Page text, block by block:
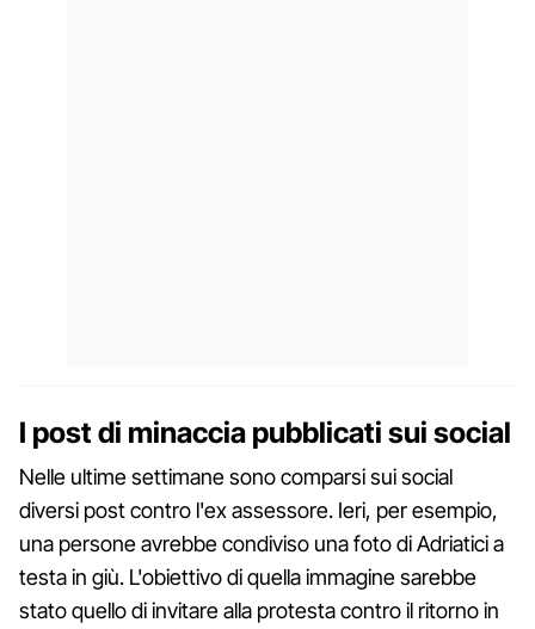
I post di minaccia pubblicati sui social
Nelle ultime settimane sono comparsi sui social
diversi post contro l'ex assessore. Ieri, per esempio,
una persone avrebbe condiviso una foto di Adriatici a
testa in giù. L'obiettivo di quella immagine sarebbe
stato quello di invitare alla protesta contro il ritorno in